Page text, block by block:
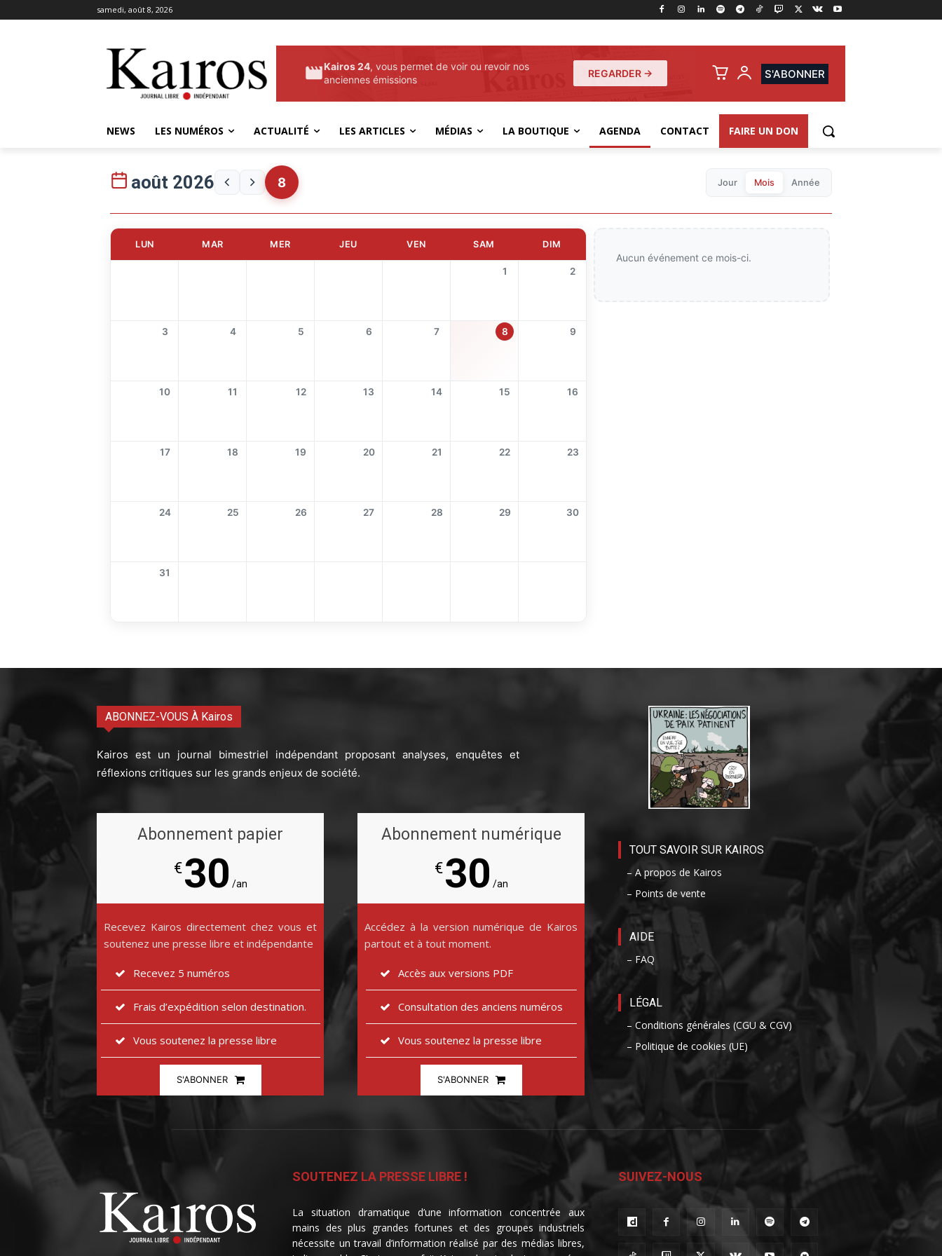
samedi, août 8, 2026
Kairos 24, vous permet de voir ou revoir nos
anciennes émissions
REGARDER → S'ABONNER
NEWS LES NUMÉROS ACTUALITÉ LES ARTICLES MÉDIAS LA BOUTIQUE AGENDA CONTACT FAIRE UN DON
août 2026 8 Jour Mois Année
LUN MAR MER JEU VEN SAM DIM
1 2
3 4 5 6 7 8 9
10 11 12 13 14 15 16
17 18 19 20 21 22 23
24 25 26 27 28 29 30
31
Aucun événement ce mois-ci.
ABONNEZ-VOUS À Kairos
Kairos est un journal bimestriel indépendant proposant analyses, enquêtes et
réflexions critiques sur les grands enjeux de société.
Abonnement papier
€30 /an
Recevez Kairos directement chez vous et
soutenez une presse libre et indépendante
Recevez 5 numéros
Frais d’expédition selon destination.
Vous soutenez la presse libre
S'ABONNER
Abonnement numérique
€30 /an
Accédez à la version numérique de Kairos
partout et à tout moment.
Accès aux versions PDF
Consultation des anciens numéros
Vous soutenez la presse libre
S'ABONNER
TOUT SAVOIR SUR KAIROS
– A propos de Kairos
– Points de vente
AIDE
– FAQ
LÉGAL
– Conditions générales (CGU & CGV)
– Politique de cookies (UE)
SOUTENEZ LA PRESSE LIBRE !
La situation dramatique d’une information concentrée aux
mains des plus grandes fortunes et des groupes industriels
nécessite un travail d’information réalisé par des médias libres,
SUIVEZ-NOUS